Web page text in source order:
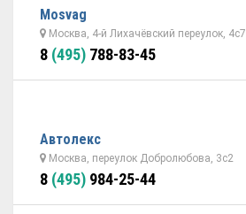
Mosvag
Москва, 4-й Лихачёвский переулок, 4с7
8 (495) 788-83-45
Автолекс
Москва, переулок Добролюбова, 3с2
8 (495) 984-25-44